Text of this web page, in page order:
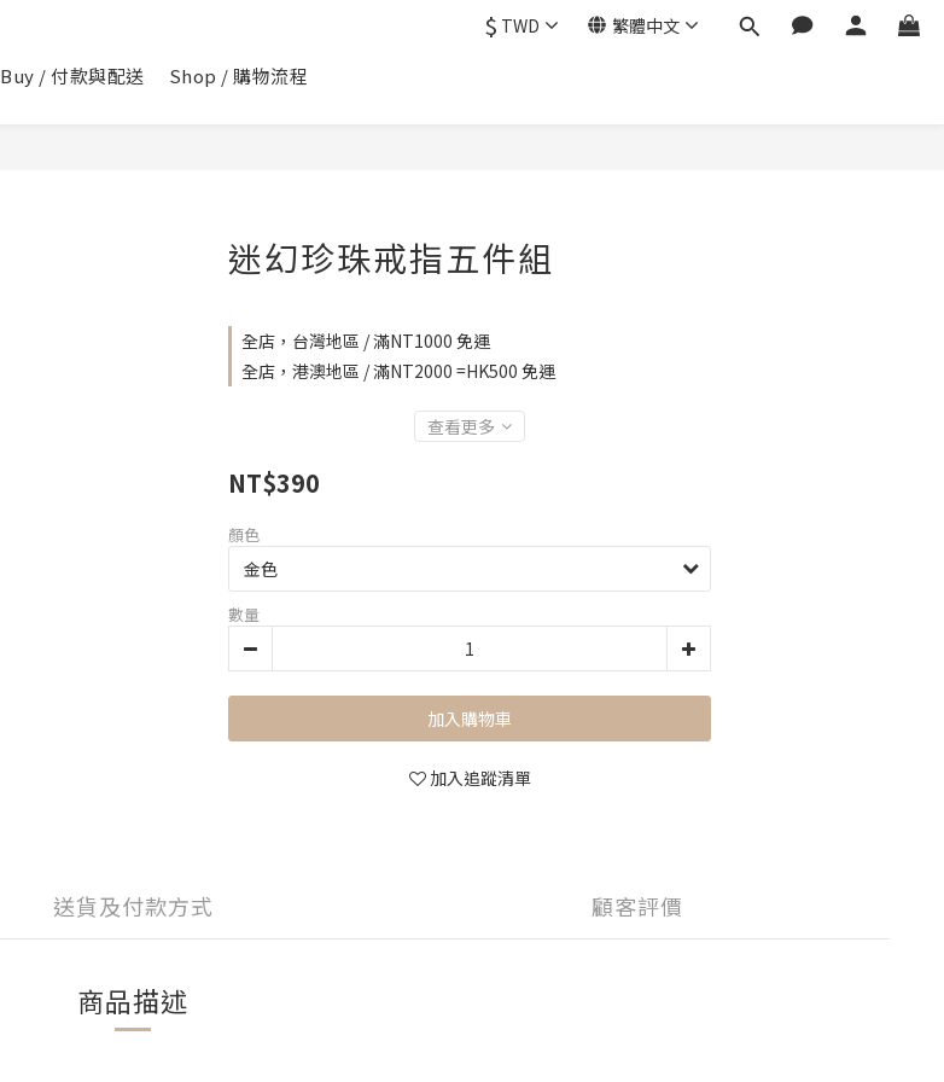
$ TWD 繁體中文
Buy / 付款與配送 Shop / 購物流程
迷幻珍珠戒指五件組
全店，台灣地區 / 滿NT1000 免運
全店，港澳地區 / 滿NT2000 =HK500 免運
查看更多
NT$390
顏色
數量
加入購物車
加入追蹤清單
送貨及付款方式 顧客評價
商品描述